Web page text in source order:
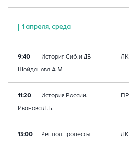
1 апреля, среда
9:40 История Сиб.и ДВ ЛК
Шойдонова А.М.
11:20 История России. ПР
Иванова Л.Б.
13:00 Рег.пол.процессы ЛК